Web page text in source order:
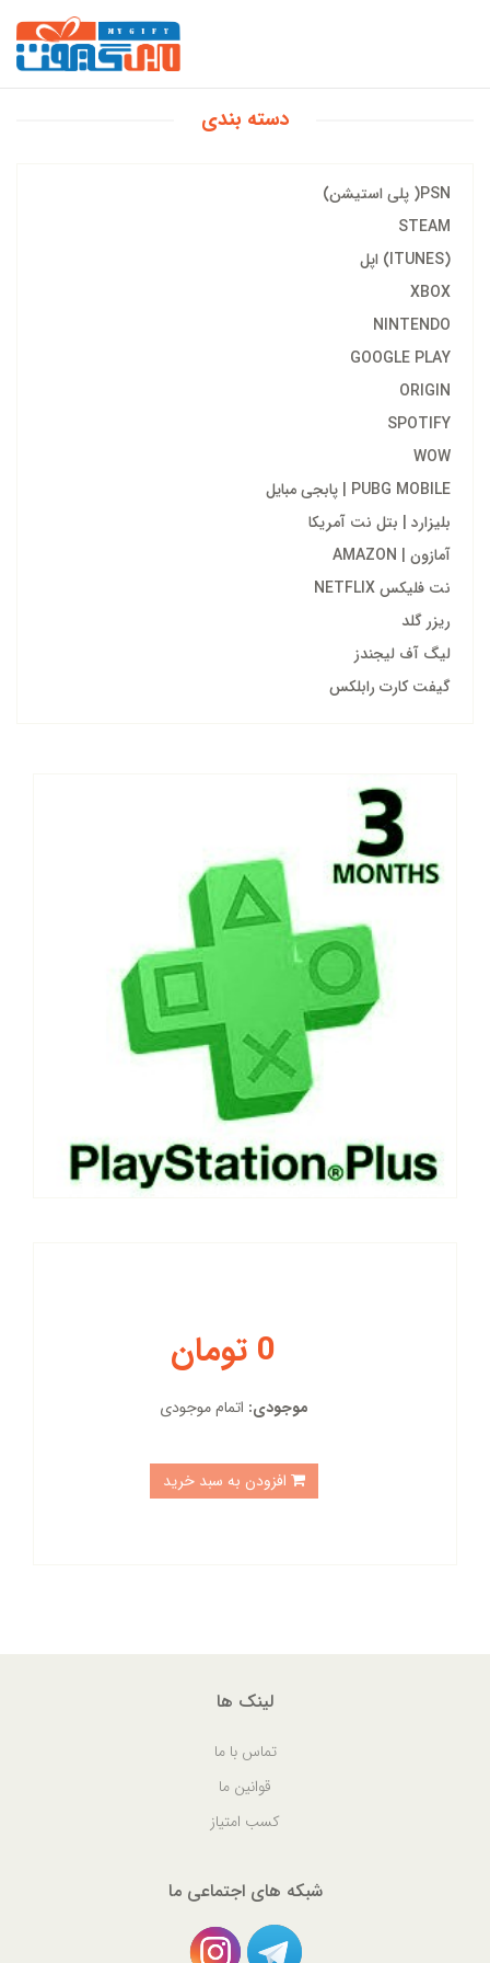
دسته بندی
PSN( پلی استیشن)
STEAM
(ITUNES) اپل
XBOX
NINTENDO
GOOGLE PLAY
ORIGIN
SPOTIFY
WOW
PUBG MOBILE | پابجی مبایل
بلیزارد | بتل نت آمریکا
آمازون | AMAZON
نت فلیکس NETFLIX
ریزر گلد
لیگ آف لیجندز
گیفت کارت رابلکس
0 تومان
موجودی: اتمام موجودی
افزودن به سبد خرید
لینک ها
تماس با ما
قوانین ما
کسب امتیاز
شبکه های اجتماعی ما